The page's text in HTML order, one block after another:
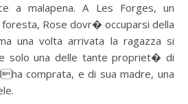
a malapena. A Les Forges, un
Rose dovr� occuparsi della
una volta arrivata la ragazza si
solo una delle tante propriet� di
comprata, e di sua madre, una